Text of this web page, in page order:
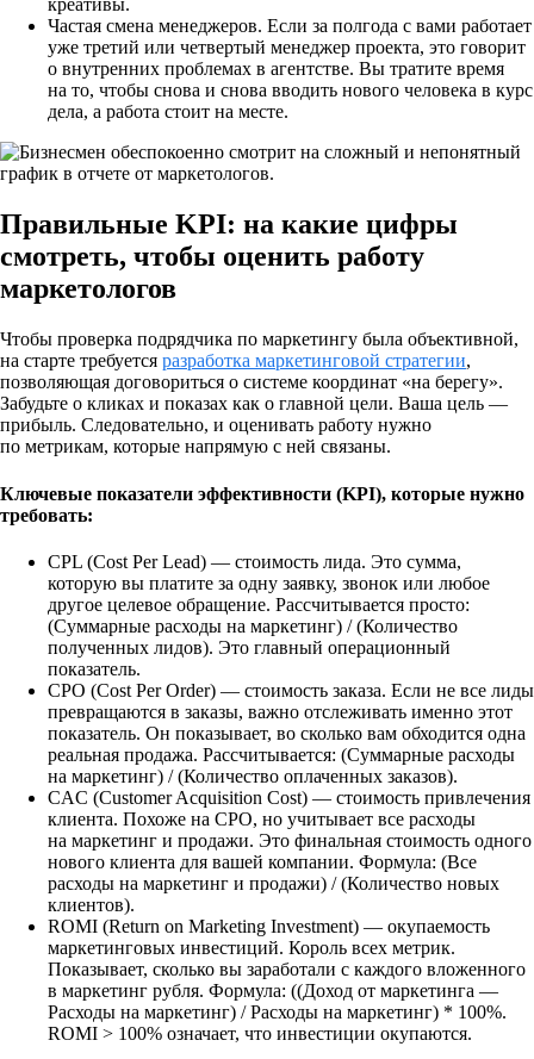
креативы.
Частая смена менеджеров. Если за полгода с вами работает
уже третий или четвертый менеджер проекта, это говорит
о внутренних проблемах в агентстве. Вы тратите время
на то, чтобы снова и снова вводить нового человека в курс
дела, а работа стоит на месте.
Правильные KPI: на какие цифры
смотреть, чтобы оценить работу
маркетологов
Чтобы проверка подрядчика по маркетингу была объективной,
на старте требуется разработка маркетинговой стратегии,
позволяющая договориться о системе координат «на берегу».
Забудьте о кликах и показах как о главной цели. Ваша цель —
прибыль. Следовательно, и оценивать работу нужно
по метрикам, которые напрямую с ней связаны.
Ключевые показатели эффективности (KPI), которые нужно
требовать:
CPL (Cost Per Lead) — стоимость лида. Это сумма,
которую вы платите за одну заявку, звонок или любое
другое целевое обращение. Рассчитывается просто:
(Суммарные расходы на маркетинг) / (Количество
полученных лидов). Это главный операционный
показатель.
CPO (Cost Per Order) — стоимость заказа. Если не все лиды
превращаются в заказы, важно отслеживать именно этот
показатель. Он показывает, во сколько вам обходится одна
реальная продажа. Рассчитывается: (Суммарные расходы
на маркетинг) / (Количество оплаченных заказов).
CAC (Customer Acquisition Cost) — стоимость привлечения
клиента. Похоже на CPO, но учитывает все расходы
на маркетинг и продажи. Это финальная стоимость одного
нового клиента для вашей компании. Формула: (Все
расходы на маркетинг и продажи) / (Количество новых
клиентов).
ROMI (Return on Marketing Investment) — окупаемость
маркетинговых инвестиций. Король всех метрик.
Показывает, сколько вы заработали с каждого вложенного
в маркетинг рубля. Формула: ((Доход от маркетинга —
Расходы на маркетинг) / Расходы на маркетинг) * 100%.
ROMI > 100% означает, что инвестиции окупаются.